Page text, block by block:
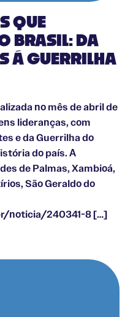
QUE
BRASIL: DA
Á GUERRILHA
no mês de abril de
lideranças, com
e da Guerrilha do
do país. A
de Palmas, Xambioá,
São Geraldo do
noticia/240341-8 […]